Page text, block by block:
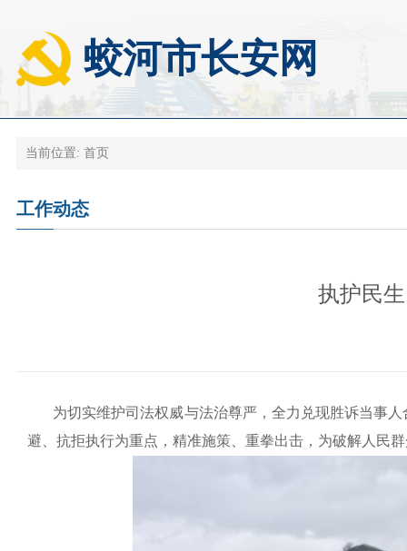
蛟河市长安网
当前位置: 首页
工作动态
执护民
为切实维护司法权威与法治尊严，全力兑现胜诉当事
避、抗拒执行为重点，精准施策、重拳出击，为破解人民